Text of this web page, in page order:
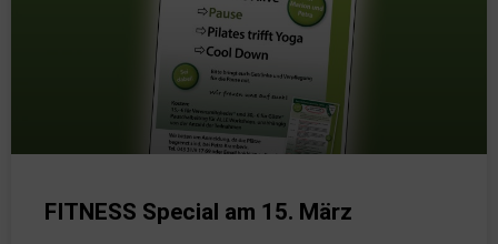
FITNESS Special am 15. März